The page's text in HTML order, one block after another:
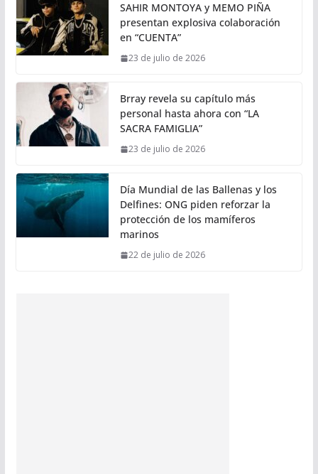
SAHIR MONTOYA y MEMO PIÑA
presentan explosiva colaboración
en “CUENTA”
23 de julio de 2026
Brray revela su capítulo más
personal hasta ahora con “LA
SACRA FAMIGLIA”
23 de julio de 2026
Día Mundial de las Ballenas y los
Delfines: ONG piden reforzar la
protección de los mamíferos
marinos
22 de julio de 2026